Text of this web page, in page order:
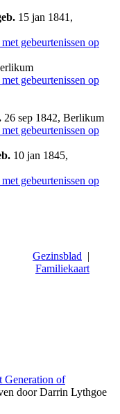
15 jan 1841,
26 sep 1842, Berlikum
10 jan 1845,
Gezinsblad |
Familiekaart
Generation of
door Darrin Lythgoe